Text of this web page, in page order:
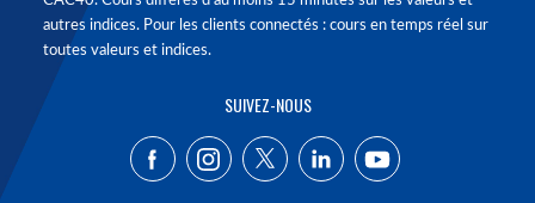
autres indices. Pour les clients connectés : cours en temps réel sur
toutes valeurs et indices.
SUIVEZ-NOUS